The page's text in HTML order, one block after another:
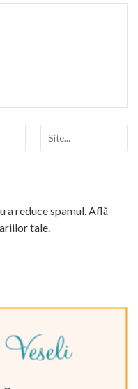
a reduce spamul.Află
tale.